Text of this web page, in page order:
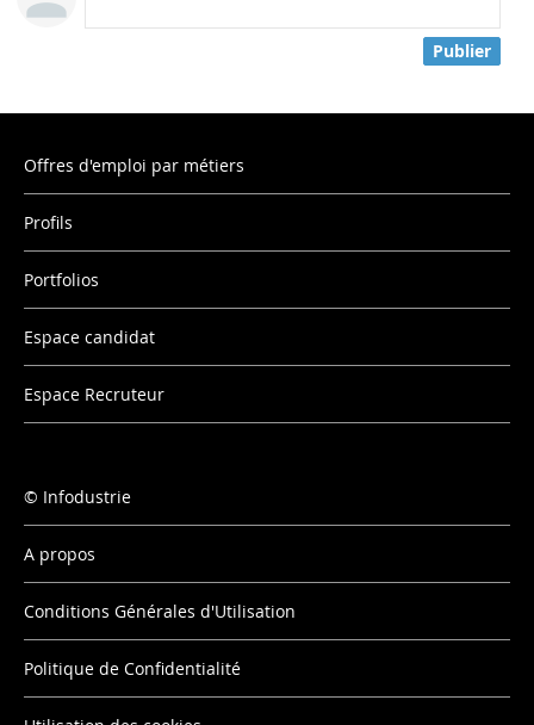
Publier
Offres d'emploi par métiers
Profils
Portfolios
Espace candidat
Espace Recruteur
Infodustrie
A propos
Conditions Générales d'Utilisation
Politique de Confidentialité